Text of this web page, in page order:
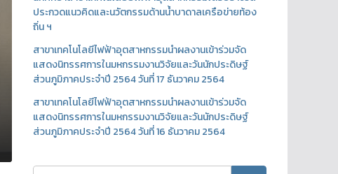
กิจกรรมนักศึกษา
นักศึกษาสาขาเทคโนโลยยไฟฟ้าอุตสาหกรร
และนวัตกรรมด้านน้ำบาดาลเครือข่ายท้องถิ่น
July 5, 2022 คมกริษณ์ ศรีพันธ์
ประกวดแนวคิดและนวัตกรรมด้านน้ำบาดาลเครือข่ายท้อง
ถิ่น ฯ
สาขาเทคโนโลยีไฟฟ้าอุตสาหกรรมนำผลงานเข้าร่วมจัด
แสดงนิทรรศการในมหกรรมงานวิจัยและวันนักประดิษฐ์
ส่วนภูมิภาคประจำปี 2564 วันที่ 17 ธันวาคม 2564
สาขาเทคโนโลยีไฟฟ้าอุตสาหกรรมนำผลงานเข้าร่วมจัด
แสดงนิทรรศการในมหกรรมงานวิจัยและวันนักประดิษฐ์
ส่วนภูมิภาคประจำปี 2564 วันที่ 16 ธันวาคม 2564